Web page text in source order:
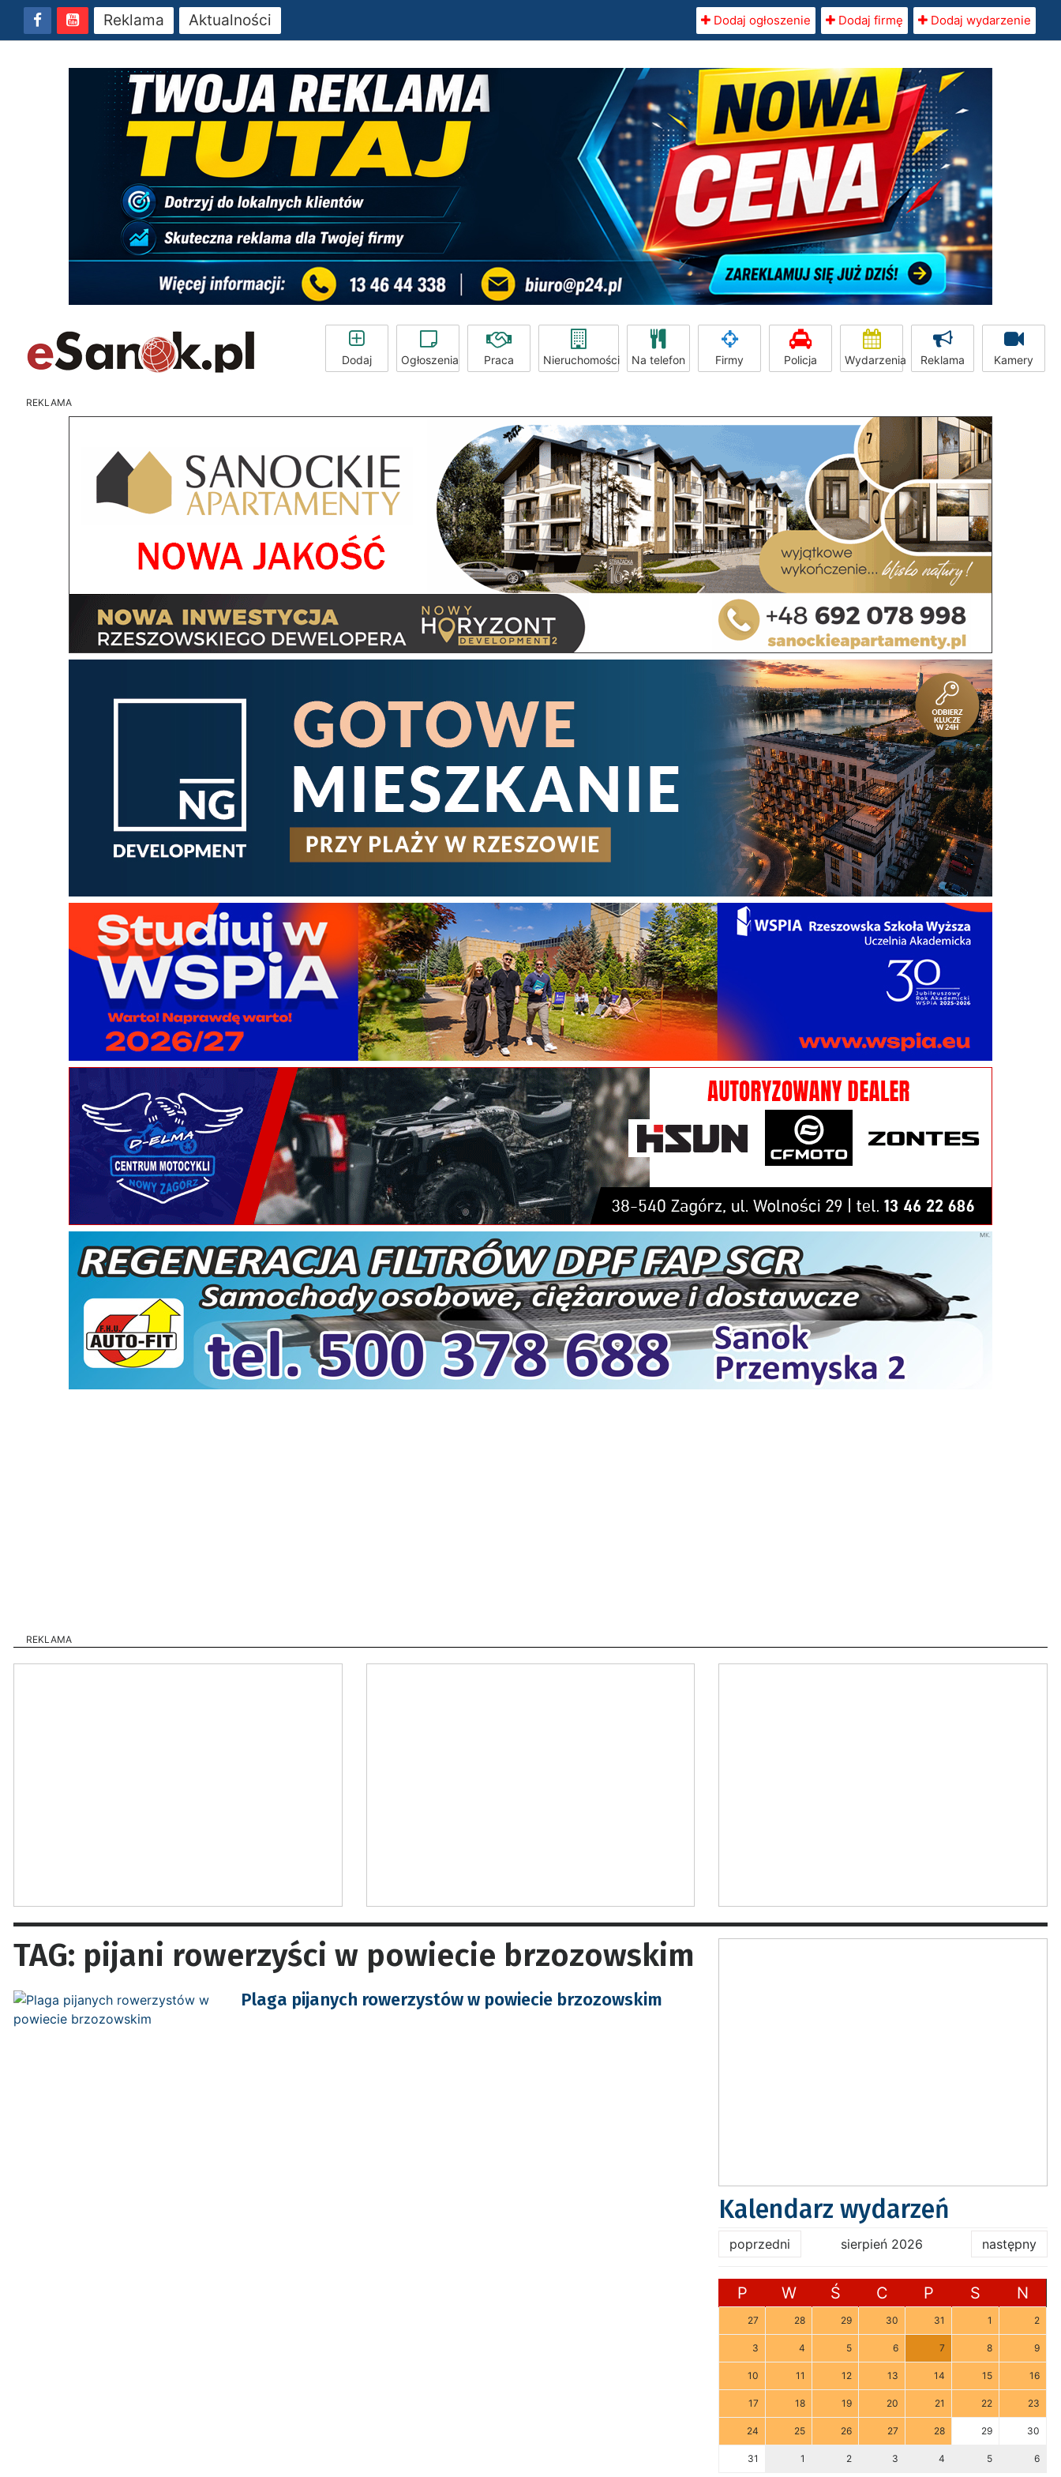
Reklama Aktualności Dodaj ogłoszenie Dodaj firmę Dodaj wydarzenie
Dodaj Ogłoszenia Praca Nieruchomości Na telefon Firmy Policja Wydarzenia Reklama Kamery
REKLAMA
REKLAMA
TAG: pijani rowerzyści w powiecie brzozowskim
Plaga pijanych rowerzystów w powiecie brzozowskim
Kalendarz wydarzeń
poprzedni sierpień 2026 następny
P W Ś C P S N
27 28 29 30 31 1 2
3 4 5 6 7 8 9
10 11 12 13 14 15 16
17 18 19 20 21 22 23
24 25 26 27 28 29 30
31 1 2 3 4 5 6